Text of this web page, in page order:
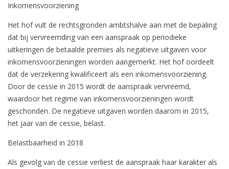
Inkomensvoorziening
Het hof vult de rechtsgronden ambtshalve aan met de bepaling
dat bij vervreemding van een aanspraak op periodieke
uitkeringen de betaalde premies als negatieve uitgaven voor
inkomensvoorzieningen worden aangemerkt. Het hof oordeelt
dat de verzekering kwalificeert als een inkomensvoorziening.
Door de cessie in 2015 wordt de aanspraak vervreemd,
waardoor het regime van inkomensvoorzieningen wordt
geschonden. De negatieve uitgaven worden daarom in 2015,
het jaar van de cessie, belast.
Belastbaarheid in 2018
Als gevolg van de cessie verliest de aanspraak haar karakter als